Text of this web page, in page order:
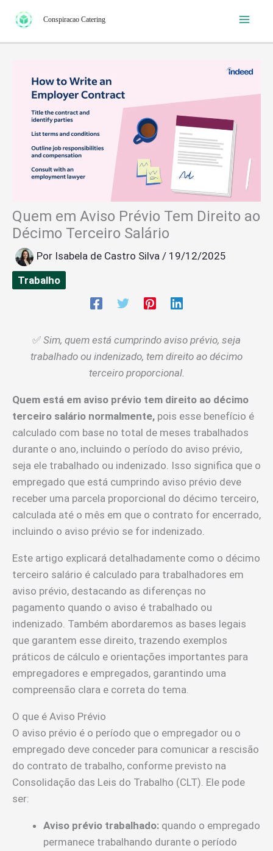
para
o
Conspiracao Catering
Quem em Aviso Prévio Tem Direito ao
Décimo Terceiro Salário
Por Isabela de Castro Silva / 19/12/2025
Trabalho
✅ Sim, quem está cumprindo aviso prévio, seja
trabalhado ou indenizado, tem direito ao décimo
terceiro proporcional.
Quem está em aviso prévio tem direito ao décimo
terceiro salário normalmente, pois esse benefício é
calculado com base no total de meses trabalhados
durante o ano, incluindo o período do aviso prévio,
seja ele trabalhado ou indenizado. Isso significa que o
empregado que está cumprindo aviso prévio deve
receber uma parcela proporcional do décimo terceiro,
calculada até o mês em que o contrato for encerrado,
incluindo o aviso prévio se for indenizado.
Este artigo explicará detalhadamente como o décimo
terceiro salário é calculado para trabalhadores em
aviso prévio, destacando as diferenças no
pagamento quando o aviso é trabalhado ou
indenizado. Também abordaremos as bases legais
que garantem esse direito, trazendo exemplos
práticos de cálculo e orientações importantes para
empregadores e empregados, garantindo uma
compreensão clara e correta do tema.
O que é Aviso Prévio
O aviso prévio é o período que o empregador ou o
empregado deve conceder para comunicar a rescisão
do contrato de trabalho, conforme previsto na
Consolidação das Leis do Trabalho (CLT). Ele pode
ser:
Aviso prévio trabalhado: quando o empregado
permanece trabalhando durante o período